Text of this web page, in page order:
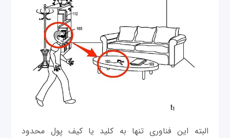
البته این فناوری تنها به کلید یا کیف پول محدود